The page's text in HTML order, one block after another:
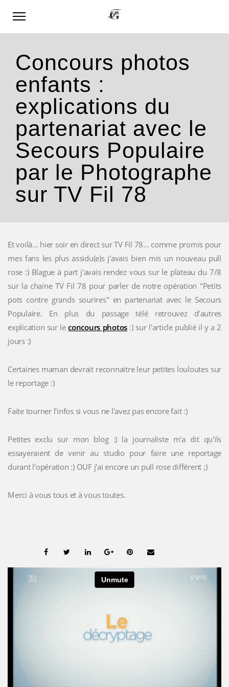
Concours photos
enfants :
explications du
partenariat avec le
Secours Populaire
par le Photographe
sur TV Fil 78
Et voilà... hier soir en direct sur TV Fil 78... comme promis pour
mes fans les plus assidu(e)s j'avais bien mis un nouveau pull
rose :) Blague à part j'avais rendez vous sur le plateau du 7/8
sur la chaine TV Fil 78 pour parler de notre opération "Petits
pots contre grands sourires" en partenariat avec le Secours
Populaire. En plus du passage télé retrouvez d'autres
explication sur leconcours photos :) sur l'article publié il y a 2
jours :)
Certaines maman devrait reconnaitre leur petites louloutes sur
le reportage :)
Faite tourner l'infos si vous ne l'avez pas encore fait :)
Petites exclu sur mon blog :) la journaliste m'a dit qu'ils
essayeraient de venir au studio pour faire une reportage
durant l'opération :) OUF j'ai encore un pull rose différent ;)
Merci à vous tous et à vous toutes.